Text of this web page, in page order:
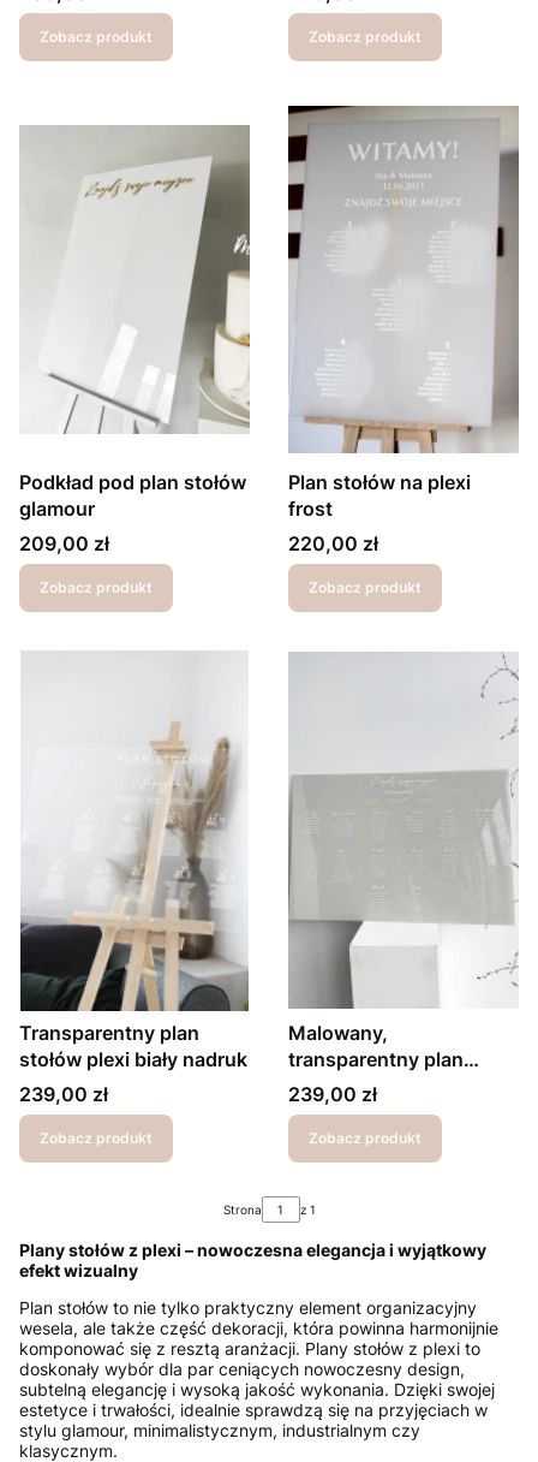
Zobacz produkt Zobacz produkt
Podkład pod plan stołów
glamour
Cena
209,00 zł
Zobacz produkt
Plan stołów na plexi
frost
Cena
220,00 zł
Zobacz produkt
Transparentny plan
stołów plexi biały nadruk
Cena
239,00 zł
Zobacz produkt
Malowany,
transparentny plan
stołów dowolny kolor
Cena
239,00 zł
Zobacz produkt
Strona z 1
Plany stołów z plexi – nowoczesna elegancja i wyjątkowy
efekt wizualny
Plan stołów to nie tylko praktyczny element organizacyjny
wesela, ale także część dekoracji, która powinna harmonijnie
komponować się z resztą aranżacji. Plany stołów z plexi to
doskonały wybór dla par ceniących nowoczesny design,
subtelną elegancję i wysoką jakość wykonania. Dzięki swojej
estetyce i trwałości, idealnie sprawdzą się na przyjęciach w
stylu glamour, minimalistycznym, industrialnym czy
klasycznym.